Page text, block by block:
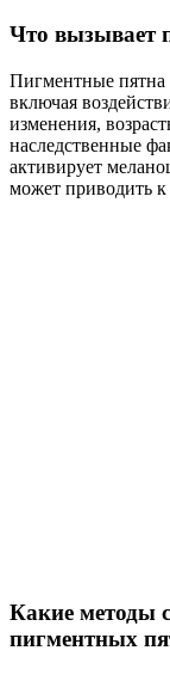
Что вызывает
Пигментные пятна
включая
изменения,
наследственные
активирует
может приводить
Какие методы
пигментных